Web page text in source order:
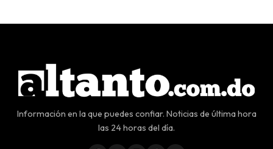
Información en la que puedes confiar. Noticias de última hora
las 24 horas del día.